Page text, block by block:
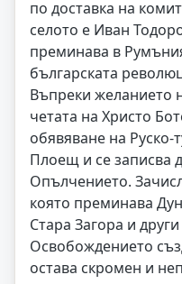
по доставка на
селото е Иван
преминава в
българската
Въпреки желанието
четата на Христо
обявяване на Руско-
Плоещ и се записва
Опълчението.
която преминава
Стара Загора и
Освобождението
остава скромен и